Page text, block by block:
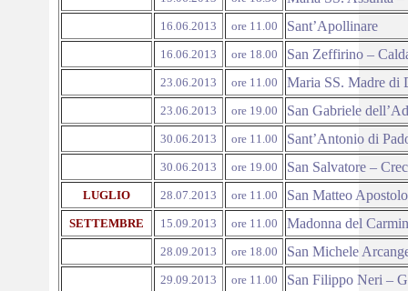
16.06.2013 ore 11.00 Sant’Apollinare
16.06.2013 ore 18.00 San Zeffirino –
23.06.2013 ore 11.00 Maria SS. Madre di
23.06.2013 ore 19.00 San Gabriele
30.06.2013 ore 11.00 Sant’Antonio di
30.06.2013 ore 19.00 San Salvatore –
LUGLIO 28.07.2013 ore 11.00 San Matteo
SETTEMBRE 15.09.2013 ore 11.00 Madonna del
28.09.2013 ore 18.00 San Michele
29.09.2013 ore 11.00 San Filippo Neri –